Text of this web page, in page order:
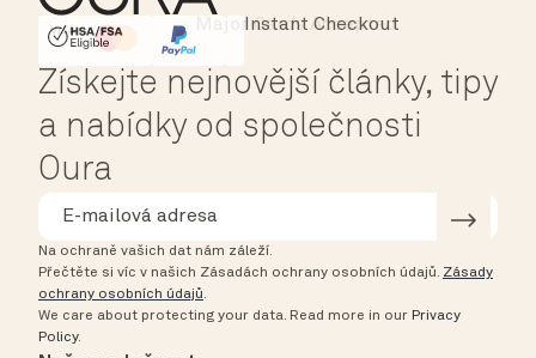
HSA/FSA Eligible
Affirm
Instant Checkout
Major Cards Accepted
Získejte nejnovější články, tipy
a nabídky od společnosti
Oura
Na ochraně vašich dat nám záleží.
Přečtěte si víc v našich Zásadách ochrany osobních údajů. Zásady
ochrany osobních údajů.
We care about protecting your data. Read more in our Privacy
Policy.